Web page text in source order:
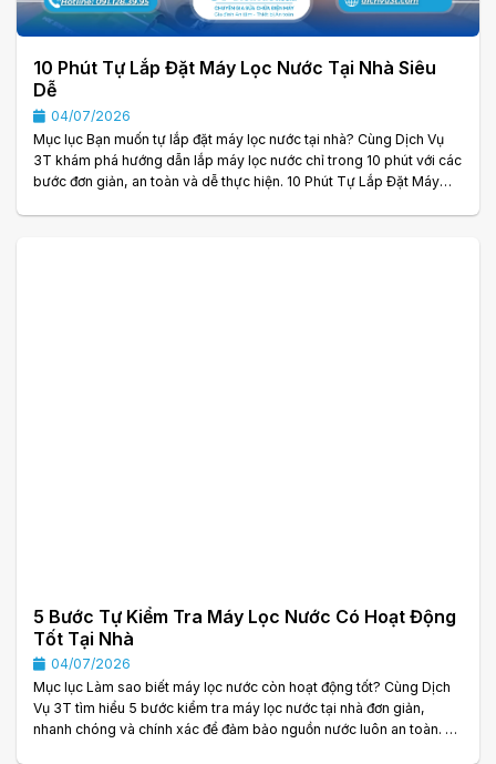
10 Phút Tự Lắp Đặt Máy Lọc Nước Tại Nhà Siêu
Dễ
04/07/2026
Mục lục Bạn muốn tự lắp đặt máy lọc nước tại nhà? Cùng Dịch Vụ
3T khám phá hướng dẫn lắp máy lọc nước chỉ trong 10 phút với các
bước đơn giản, an toàn và dễ thực hiện. 10 Phút Tự Lắp Đặt Máy
5 Bước Tự Kiểm Tra Máy Lọc Nước Có Hoạt Động
Tốt Tại Nhà
04/07/2026
Mục lục Làm sao biết máy lọc nước còn hoạt động tốt? Cùng Dịch
Vụ 3T tìm hiểu 5 bước kiểm tra máy lọc nước tại nhà đơn giản,
nhanh chóng và chính xác để đảm bảo nguồn nước luôn an toàn. 5